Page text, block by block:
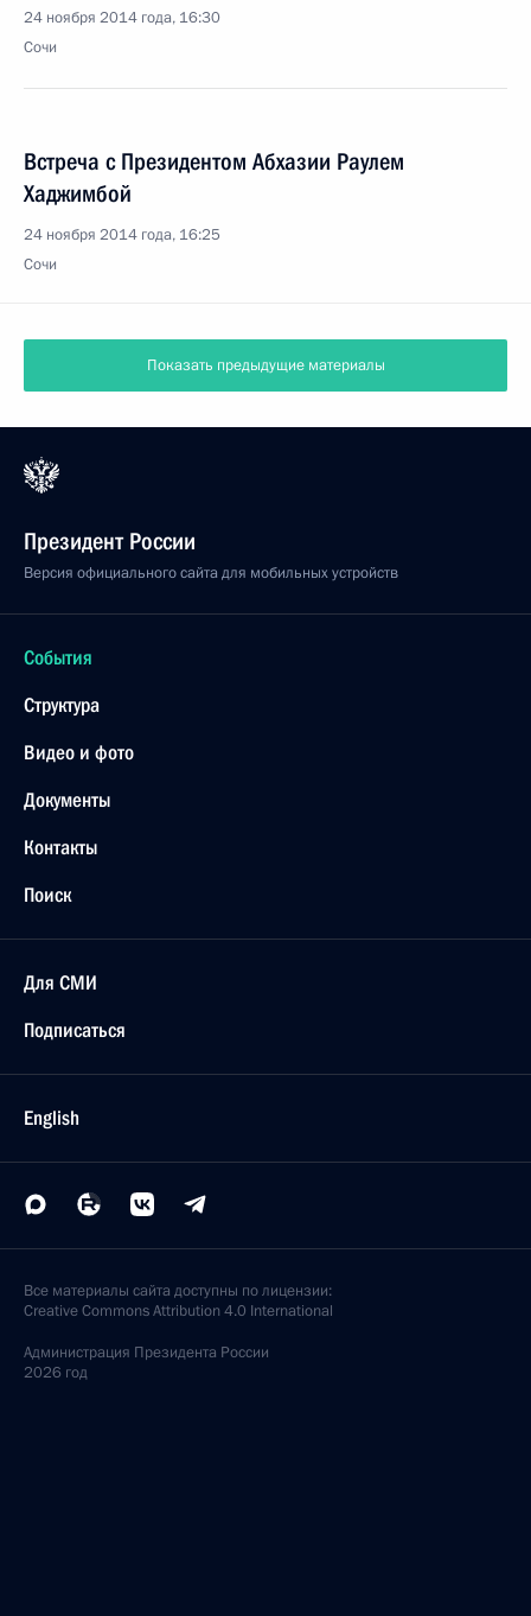
24 ноября 2014 года, 16:30
Сочи
Встреча с Президентом Абхазии Раулем
Хаджимбой
24 ноября 2014 года, 16:25
Сочи
Показать предыдущие материалы
Президент России
Версия официального сайта для мобильных устройств
События
Структура
Видео и фото
Документы
Контакты
Поиск
Для СМИ
Подписаться
English
Все материалы сайта доступны по лицензии:
Creative Commons Attribution 4.0 International
Администрация Президента России
2026 год